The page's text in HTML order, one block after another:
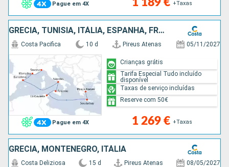
Pague em 4X +Taxas
GRÉCIA, TUNÍSIA, ITÁLIA, ESPANHA, FRANÇA
Pague em 4X
Costa Pacifica 10 d Pireus Atenas 05/11/2027
1 269 € +Taxas
Crianças grátis
Tarifa Especial Tudo incluído
disponível
Taxas de serviço incluídas
Reserve com 50€
GRÉCIA, MONTENEGRO, ITÁLIA
Costa Deliziosa 15 d Pireus Atenas 08/05/2027